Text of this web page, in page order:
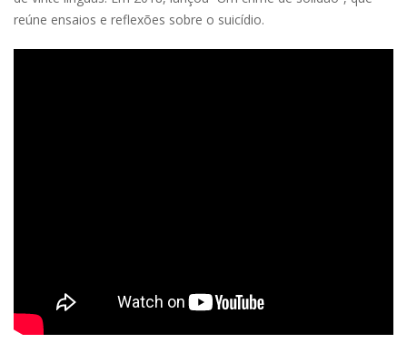
reúne ensaios e reflexões sobre o suicídio.